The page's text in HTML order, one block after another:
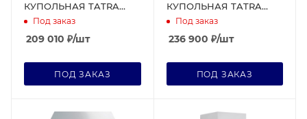
КУПОЛЬНАЯ TATRA
TW.H50+DR+DD TOUCH
Под заказ
209 010 ₽/шт
ПОД ЗАКАЗ
КУПОЛЬНАЯ TATRA
TW.H50+DR
Под заказ
236 900 ₽/шт
ПОД ЗАКАЗ